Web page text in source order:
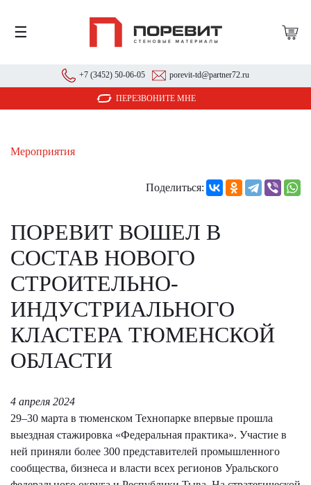
☰
+7 (3452) 50-06-05 porevit-td@partner72.ru
ПЕРЕЗВОНИТЕ МНЕ
Мероприятия
Поделиться:
ПОРЕВИТ ВОШЕЛ В
СОСТАВ НОВОГО
СТРОИТЕЛЬНО-
ИНДУСТРИАЛЬНОГО
КЛАСТЕРА ТЮМЕНСКОЙ
ОБЛАСТИ
4 апреля 2024
29–30 марта в тюменском Технопарке впервые прошла
выездная стажировка «Федеральная практика». Участие в
ней приняли более 300 представителей промышленного
сообщества, бизнеса и власти всех регионов Уральского